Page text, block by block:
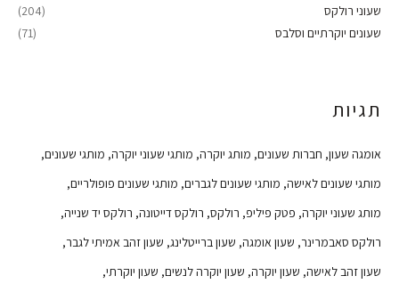
שעוני רולקס
(204)
שעונים יוקרתיים וסלבס
(71)
תגיות
אומגה שעון חברות שעונים מותג יוקרה מותגי שעוני יוקרה מותגי שעונים
מותגי שעונים לאישה מותגי שעונים לגברים מותגי שעונים פופולריים
מותג שעוני יוקרה פטק פיליפ רולקס רולקס דייטונה רולקס יד שנייה
רולקס סאבמרינר שעון אומגה שעון ברייטלינג שעון זהב אמיתי לגבר
שעון זהב לאישה שעון יוקרה שעון יוקרה לנשים שעון יוקרתי